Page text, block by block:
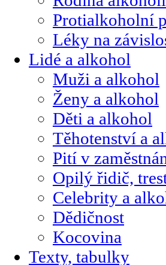
Protialkoholní
Léky na
Lidé a alkohol
Muži a alkohol
Ženy a alkohol
Děti a alkohol
Těhotenství a
Pití v
Opilý řidič,
Celebrity a
Dědičnost
Kocovina
Texty, tabulky